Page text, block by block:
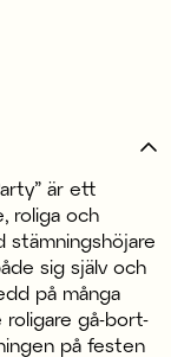
är ett
roliga och
stämningshöjare
sig själv och
på många
roligare gå-bort-
på festen